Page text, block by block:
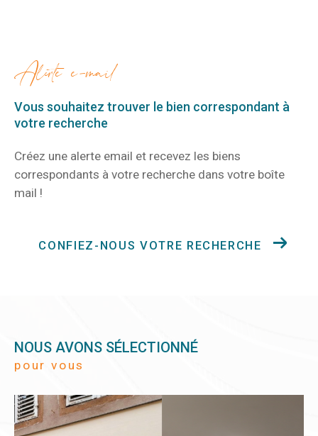
alerte e-mail
Vous souhaitez trouver le bien correspondant à
votre recherche
Créez une alerte email et recevez les biens
correspondants à votre recherche dans votre boîte
mail !
CONFIEZ-NOUS VOTRE RECHERCHE
NOUS AVONS SÉLECTIONNÉ
pour vous